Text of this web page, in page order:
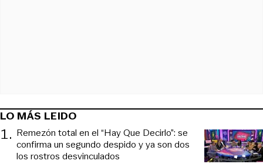
LO MÁS LEIDO
1. Remezón total en el “Hay Que Decirlo”: se
confirma un segundo despido y ya son dos
los rostros desvinculados